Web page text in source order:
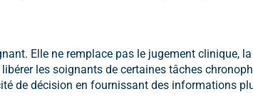
Elle ne remplace pas le jugement clinique,
les soignants de certaines tâches
de décision en fournissant des informations